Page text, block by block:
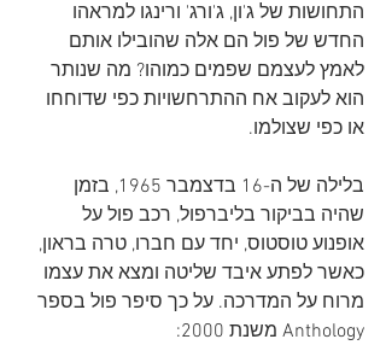
התחושות של ג'ון, ג'ורג' ורינגו למראהו
החדש של פול הם אלה שהובילו אותם
לאמץ לעצמם שפמים כמוהו? מה שנותר
הוא לעקוב אח ההתרחשויות כפי שדוחחו
או כפי שצולמו.
בלילה של ה-16 בדצמבר 1965, בזמן
שהיה בביקור בליברפול, רכב פול על
אופנוע טוסטוס, יחד עם חברו, טרה בראון,
כאשר לפתע איבד שליטה ומצא את עצמו
מרוח על המדרכה. על כך סיפר פול בספר
Anthology משנת 2000: